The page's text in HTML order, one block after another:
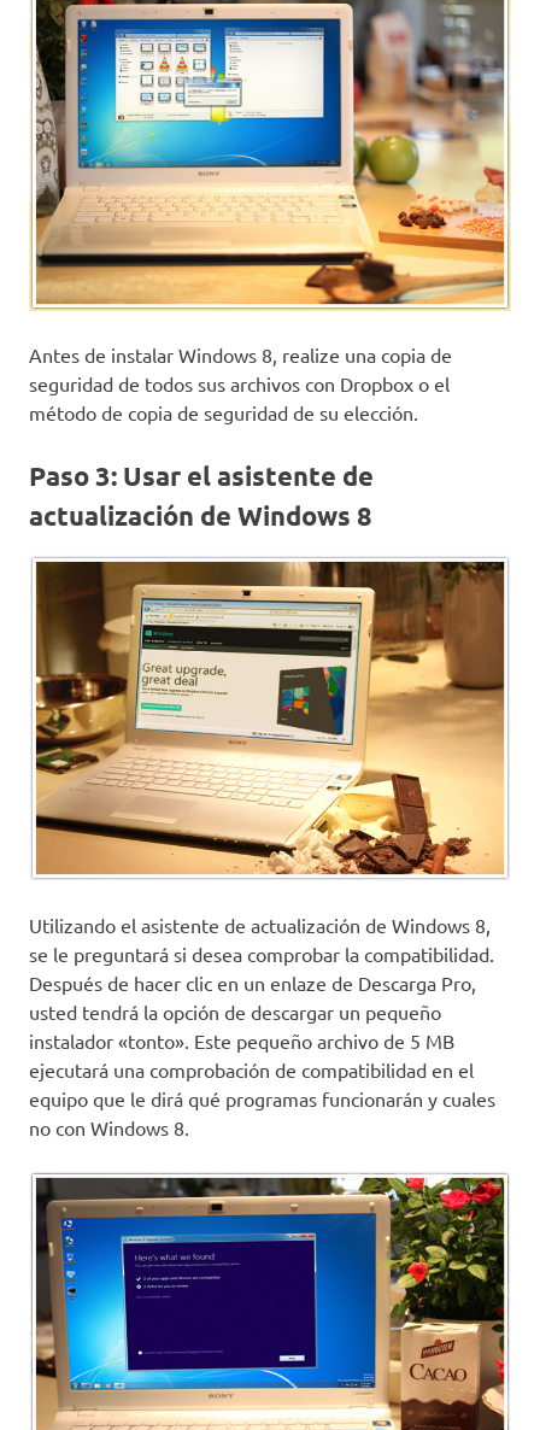
Antes de instalar Windows 8, realize una copia de
seguridad de todos sus archivos con Dropbox o el
método de copia de seguridad de su elección.
Paso 3: Usar el asistente de
actualización de Windows 8
Utilizando el asistente de actualización de Windows 8,
se le preguntará si desea comprobar la compatibilidad.
Después de hacer clic en un enlaze de Descarga Pro,
usted tendrá la opción de descargar un pequeño
instalador «tonto». Este pequeño archivo de 5 MB
ejecutará una comprobación de compatibilidad en el
equipo que le dirá qué programas funcionarán y cuales
no con Windows 8.